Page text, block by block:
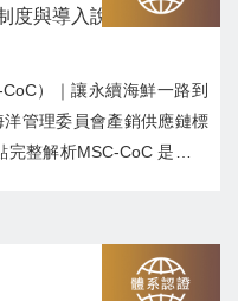
度與導入說明
）｜讓永續海鮮一路到
管理委員會產銷供應鏈標
整解析MSC-CoC 是永續